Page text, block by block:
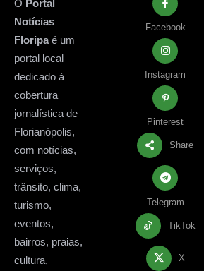
O Portal
Notícias
Floripaé um
portal local
dedicado à
cobertura
jornalística de
Florianópolis,
com notícias,
serviços,
trânsito, clima,
turismo,
eventos,
bairros, praias,
cultura,
Facebook
Instagram
Pinterest
Share
Telegram
TikTok
X